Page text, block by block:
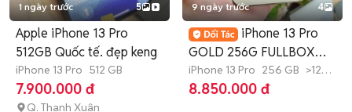
1 ngày trước 5
Apple iPhone 13 Pro
512GB Quốc tế. đẹp keng
iPhone 13 Pro 512 GB
7.900.000 đ
Q. Thanh Xuân
9 ngày trước 4
iPhone 13 Pro
GOLD 256G FULLBOX
Zin APPLE 2023
iPhone 13 Pro 256 GB >12
tháng
8.850.000 đ